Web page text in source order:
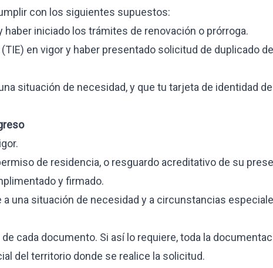
internacionales
con los siguientes supuestos:
haber iniciado los trámites de renovación o prórroga.
en vigor y haber presentado solicitud de duplicado
situación de necesidad, y que tu tarjeta de identidad
de residencia, o resguardo acreditativo de su
y firmado.
una situación de necesidad y a circunstancias
cada documento. Si así lo requiere, toda la
del territorio donde se realice la solicitud.